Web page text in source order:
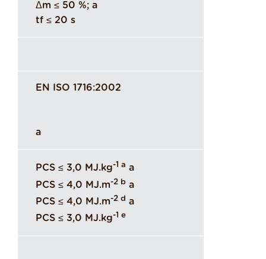
Δm ≤ 50 %; a
tf ≤ 20 s
EN ISO 1716:2002
a
PCS ≤ 3,0 MJ.kg-1 a a
PCS ≤ 4,0 MJ.m-2 b a
PCS ≤ 4,0 MJ.m-2 d a
PCS ≤ 3,0 MJ.kg-1 e